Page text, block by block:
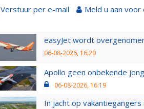
Verstuur per e-mail Meld u aan
easyJet wordt
06-08-2026, 16:20
Apollo geen onbekende
06-08-2026, 16:19
In jacht op